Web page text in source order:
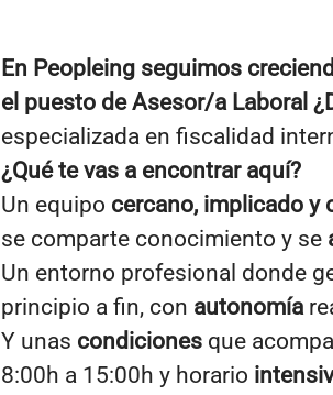
En Peopleing seguimos
el puesto de Asesor/a Laboral
especializada en fiscalidad
¿Qué te vas a encontrar aquí?
Un equipo cercano, implicado y
se comparte conocimiento y se
Un entorno profesional donde
principio a fin, con autonomía
Y unas condiciones que
8:00h a 15:00h y horario